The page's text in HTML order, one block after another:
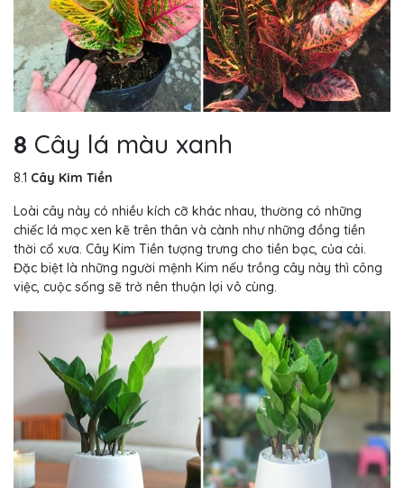
8 Cây lá màu xanh
8.1 Cây Kim Tiền
Loài cây này có nhiều kích cỡ khác nhau, thường có những
chiếc lá mọc xen kẽ trên thân và cành như những đồng tiền
thời cổ xưa. Cây Kim Tiền tượng trưng cho tiền bạc, của cải.
Đặc biệt là những người mệnh Kim nếu trồng cây này thì công
việc, cuộc sống sẽ trở nên thuận lợi vô cùng.